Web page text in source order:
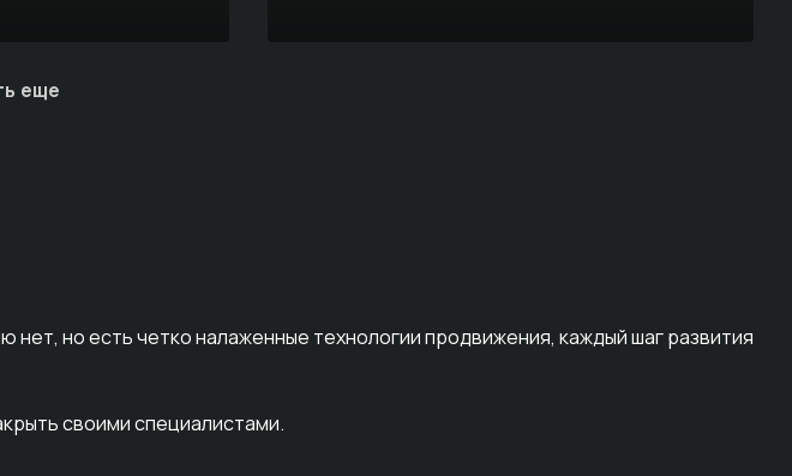
еще
но есть четко налаженные технологии продвижения, каждый шаг развития
своими специалистами.